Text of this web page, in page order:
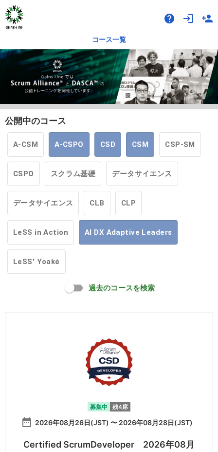
help login person_add
コース一覧
公開中のコース
A-CSM A-CSPO CSD CSM CSP-SM
CSPO スクラム基礎 データサイエンス
データサイエンス CLB CLP
LeSS in Action AI DX Adaptive Leaders
LeSS' Yoaké
過去のコースを検索
募集中 残4席
date_range 2026年08月26日(JST) 〜 2026年08月28日(JST)
Certified ScrumDeveloper 2026年08月